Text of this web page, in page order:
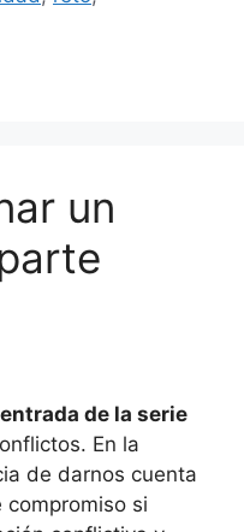
un
de la serie
En la
de darnos cuenta
si